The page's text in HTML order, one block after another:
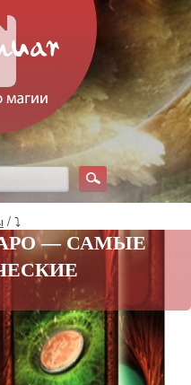
/ ⤵
— САМЫЕ